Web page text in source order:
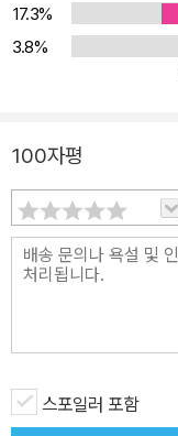
17.3%
3.8%
100자평
스포일러 포함